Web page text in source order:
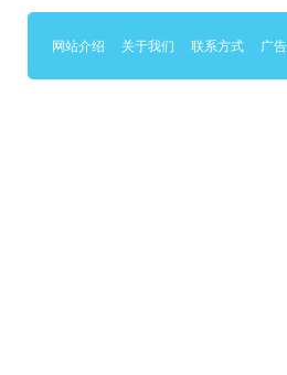
网站介绍 关于我们 联系方式 广